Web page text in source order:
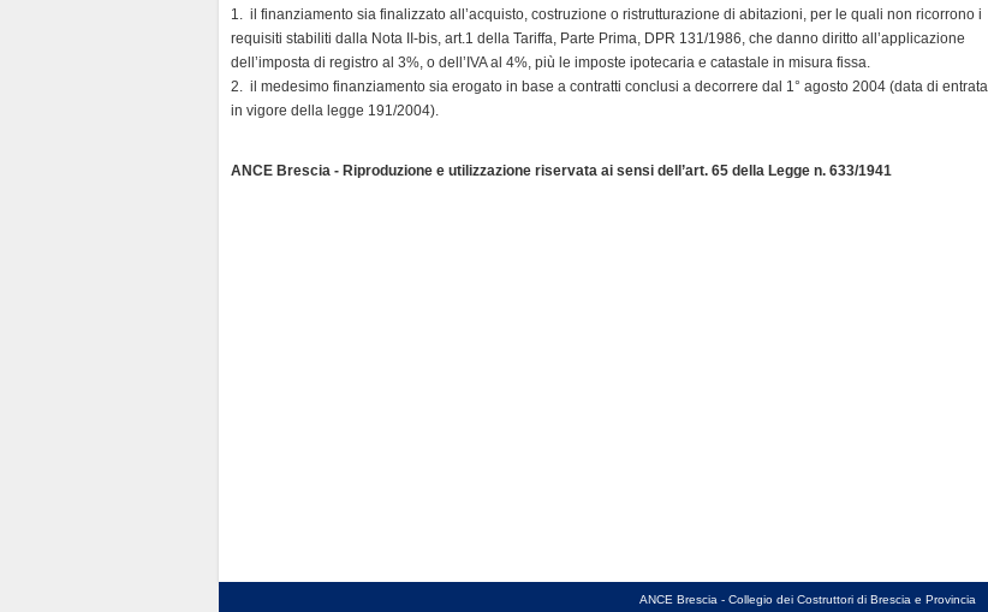
1. il finanziamento sia finalizzato all’acquisto, costruzione o ristrutturazione di abitazioni, per le quali non ricorrono i
requisiti stabiliti dalla Nota II-bis, art.1 della Tariffa, Parte Prima, DPR 131/1986, che danno diritto all’applicazione
dell’imposta di registro al 3%, o dell’IVA al 4%, più le imposte ipotecaria e catastale in misura fissa.
2. il medesimo finanziamento sia erogato in base a contratti conclusi a decorrere dal 1° agosto 2004 (data di entrata
in vigore della legge 191/2004).
ANCE Brescia - Riproduzione e utilizzazione riservata ai sensi dell’art. 65 della Legge n. 633/1941
ANCE Brescia - Collegio dei Costruttori di Brescia e Provincia